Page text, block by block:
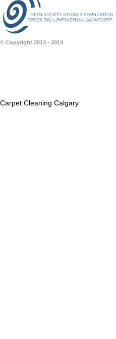
© Copyright 2013 - 2014
Carpet Cleaning Calgary